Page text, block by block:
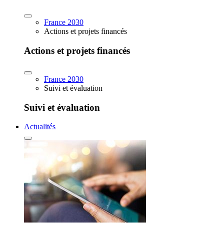
France 2030
Actions et projets financés
Actions et projets financés
France 2030
Suivi et évaluation
Suivi et évaluation
Actualités